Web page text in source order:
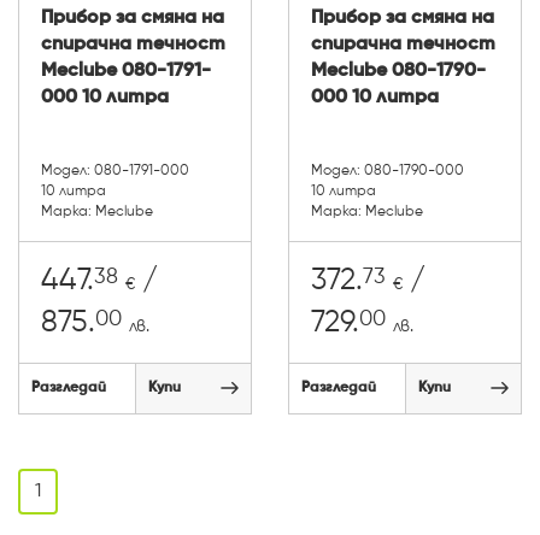
Прибор за смяна на
спирачна течност
Meclube 080-1791-
000 10 литра
Модел: 080-1791-000
10 литра
Марка: Meclube
447.38 € /
875.00 лв.
Разгледай Купи
Прибор за смяна на
спирачна течност
Meclube 080-1790-
000 10 литра
Модел: 080-1790-000
10 литра
Марка: Meclube
372.73 € /
729.00 лв.
Разгледай Купи
1